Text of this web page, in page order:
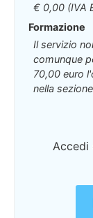
€ 0,00 (IVA
Formazione
Il servizio
comunque
70,00 euro
nella
Accedi